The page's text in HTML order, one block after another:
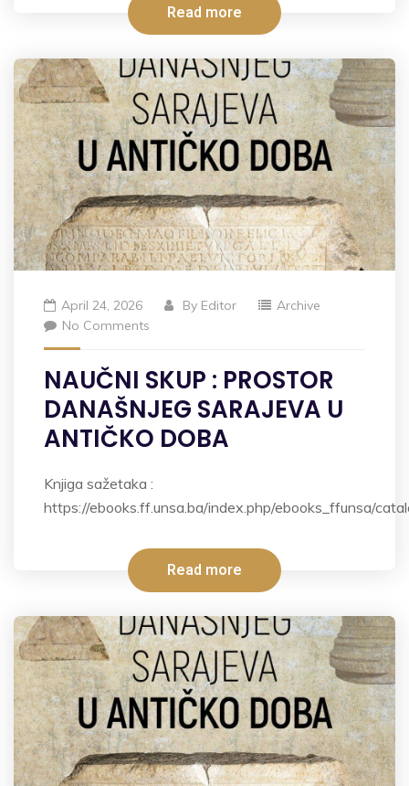
Read more
April 24, 2026 By Editor
Archive
No Comments
NAUČNI SKUP : PROSTOR
DANAŠNJEG SARAJEVA U
ANTIČKO DOBA
Knjiga sažetaka :
https://ebooks.ff.unsa.ba/index.php/ebooks_ffunsa/
Read more